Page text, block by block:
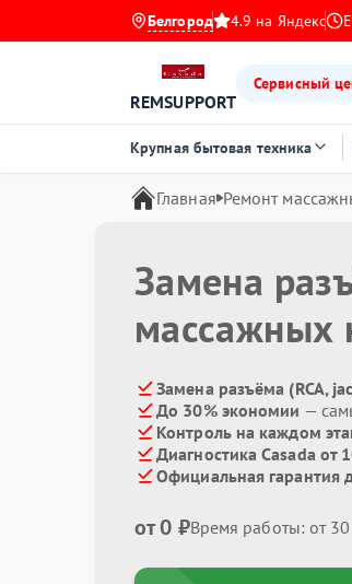
Белгород 4.9 на Яндекс
REMSUPPORT
Сервисный
Крупная бытовая техника
Главная Ремонт
Замена
массажных
Замена разъёма (RCA,
До 30% экономии —
Контроль на каждом
Диагностика Casada от
Официальная гарантия
от 0 ₽Время работы: от